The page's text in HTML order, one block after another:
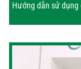
Hướng dẫn sử dụng